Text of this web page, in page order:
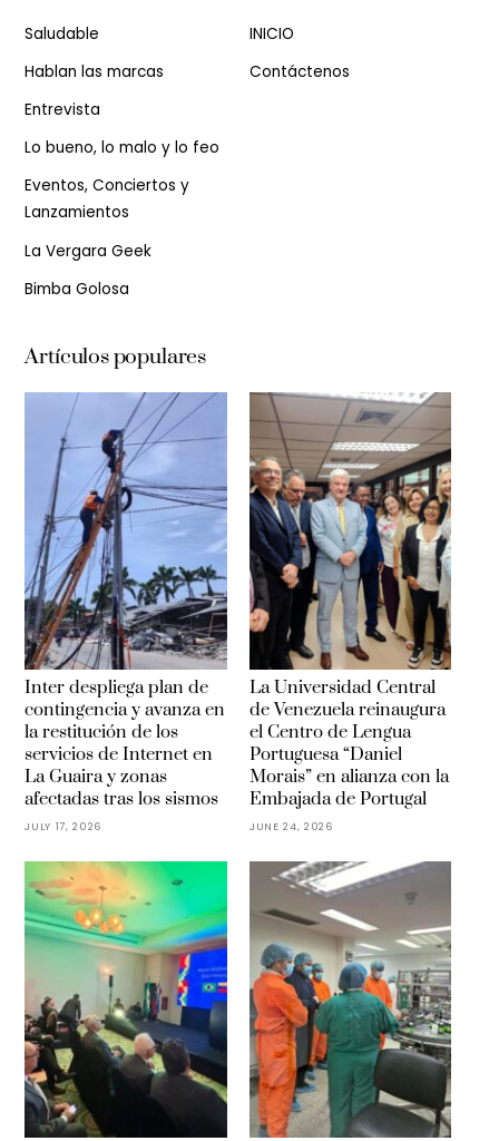
Saludable
Hablan las marcas
Entrevista
Lo bueno, lo malo y lo feo
Eventos, Conciertos y
Lanzamientos
La Vergara Geek
Bimba Golosa
INICIO
Contáctenos
Artículos populares
Inter despliega plan de
contingencia y avanza en
la restitución de los
servicios de Internet en
La Guaira y zonas
afectadas tras los sismos
JULY 17, 2026
La Universidad Central
de Venezuela reinaugura
el Centro de Lengua
Portuguesa “Daniel
Morais” en alianza con la
Embajada de Portugal
JUNE 24, 2026